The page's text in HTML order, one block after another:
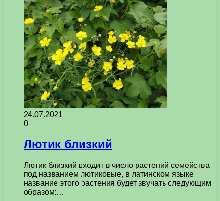
24.07.2021
0
Лютик близкий
Лютик близкий входит в число растений семейства
под названием лютиковые, в латинском языке
название этого растения будет звучать следующим
образом:…